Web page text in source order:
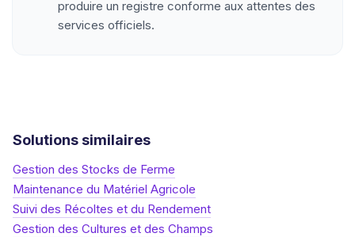
produire un registre conforme aux attentes des
services officiels.
Solutions similaires
Gestion des Stocks de Ferme
Maintenance du Matériel Agricole
Suivi des Récoltes et du Rendement
Gestion des Cultures et des Champs